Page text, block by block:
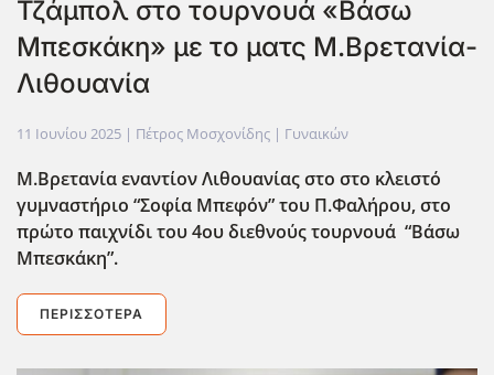
Τζάμπολ στο τουρνουά «Βάσω
Μπεσκάκη» με το ματς Μ.Βρετανία-
Λιθουανία
11 Ιουνίου 2025 | Πέτρος Μοσχονίδης | Γυναικών
Μ.Βρετανία εναντίον Λιθουανίας στο στο κλειστό
γυμναστήριο “Σοφία Μπεφόν” του Π.Φαλήρου, στο
πρώτο παιχνίδι του 4ου διεθνούς τουρνουά “Βάσω
Μπεσκάκη”.
ΠΕΡΙΣΣΌΤΕΡΑ